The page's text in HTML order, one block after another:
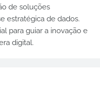
de soluções
estratégica de dados.
para guiar a inovação e
digital.